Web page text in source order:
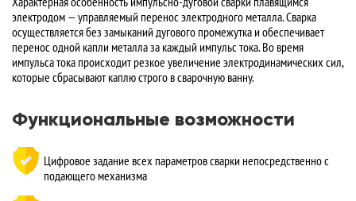
электродом — управляемый перенос электродного металла. Сварка
осуществляется без замыканий дугового промежутка и обеспечивает
перенос одной капли металла за каждый импульс тока. Во время
импульса тока происходит резкое увеличение электродинамических сил,
которые сбрасывают каплю строго в сварочную ванну.
Функциональные возможности
Цифровое задание всех параметров сварки непосредственно с
подающего механизма